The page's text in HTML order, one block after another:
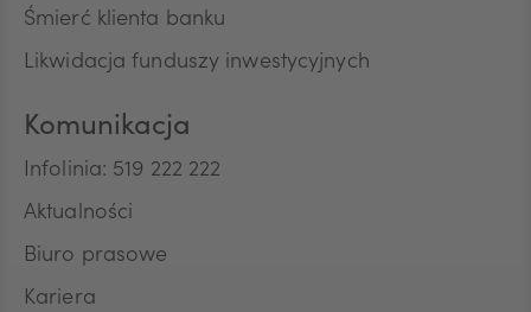
Śmierć klienta banku
Likwidacja funduszy inwestycyjnych
Komunikacja
Infolinia: 519 222 222
Aktualności
Biuro prasowe
Kariera